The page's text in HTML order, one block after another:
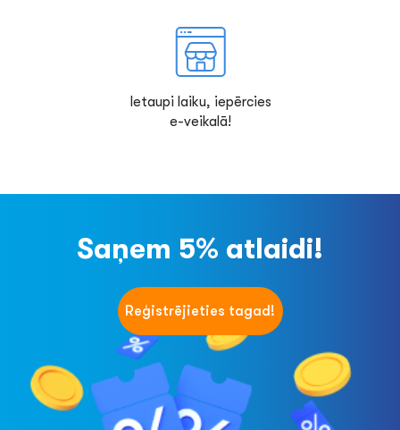
Ietaupi laiku, iepērcies
e-veikalā!
Saņem 5% atlaidi!
Reģistrējieties tagad!